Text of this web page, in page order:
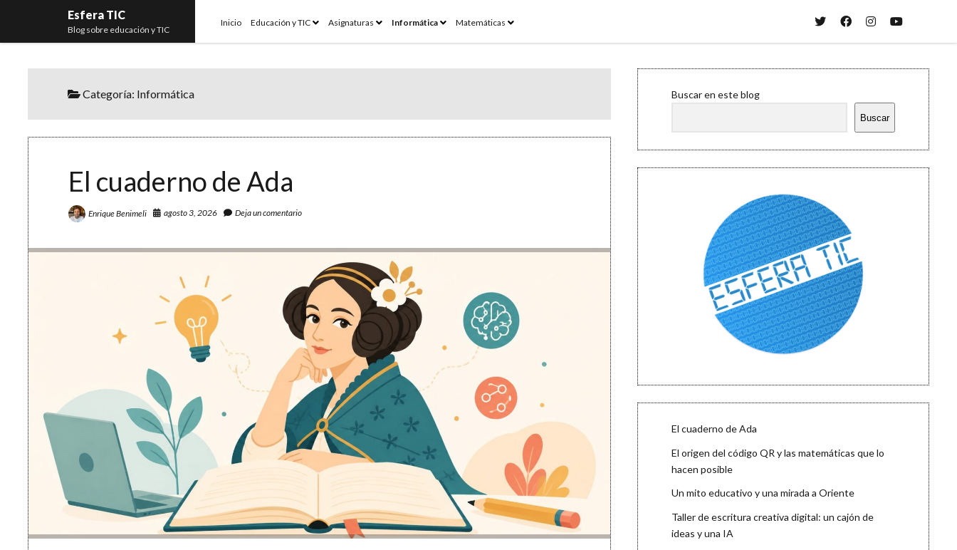
Esfera TIC
Blog sobre educación y TIC
Inicio Educación y TIC openAsignaturas openInformática openMatemáticas open
twitterfacebook
instagramyoutube
Categoría: Informática
El cuaderno de Ada
Enrique Benimeli agosto 3, 2026 Deja un comentario
Sidebar
Buscar en este blog
Buscar
El cuaderno de Ada
El origen del código QR y las matemáticas que lo
hacen posible
Un mito educativo y una mirada a Oriente
Taller de escritura creativa digital: un cajón de
ideas y una IA